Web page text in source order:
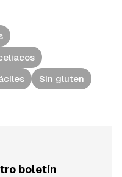
Sin gluten
boletín